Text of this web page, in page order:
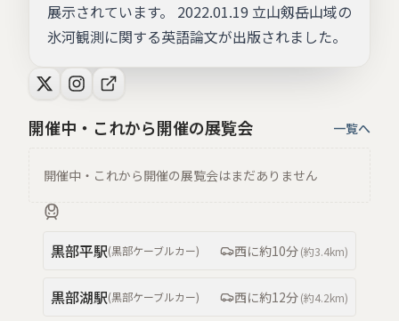
展示されています。 2022.01.19 立山剱岳山域の
氷河観測に関する英語論文が出版されました。
開催中・これから開催の展覧会 一覧へ
開催中・これから開催の展覧会はまだありません
黒部平駅(黒部ケーブルカー) 西に約10分(約3.4km)
黒部湖駅(黒部ケーブルカー) 西に約12分(約4.2km)